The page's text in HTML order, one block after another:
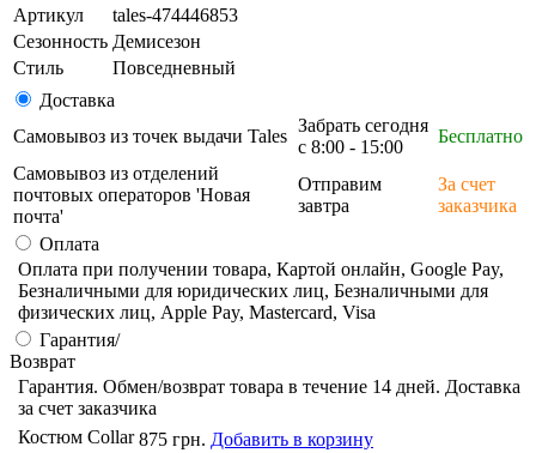
Артикул
tales-474446853
Сезонность Демисезон
Стиль
Повседневный
Доставка
Самовывоз из точек выдачи Tales
Забрать сегодня
с 8:00 - 15:00
Бесплатно
Самовывоз из отделений
почтовых операторов 'Новая
почта'
Отправим
завтра
За счет
заказчика
Оплата
Оплата при получении товара, Картой онлайн, Google Pay,
Безналичными для юридических лиц, Безналичными для
физических лиц, Apple Pay, Mastercard, Visa
Гарантия/
Возврат
Гарантия. Обмен/возврат товара в течение 14 дней. Доставка
за счет заказчика
Костюм Collar 875 грн. Добавить в корзину